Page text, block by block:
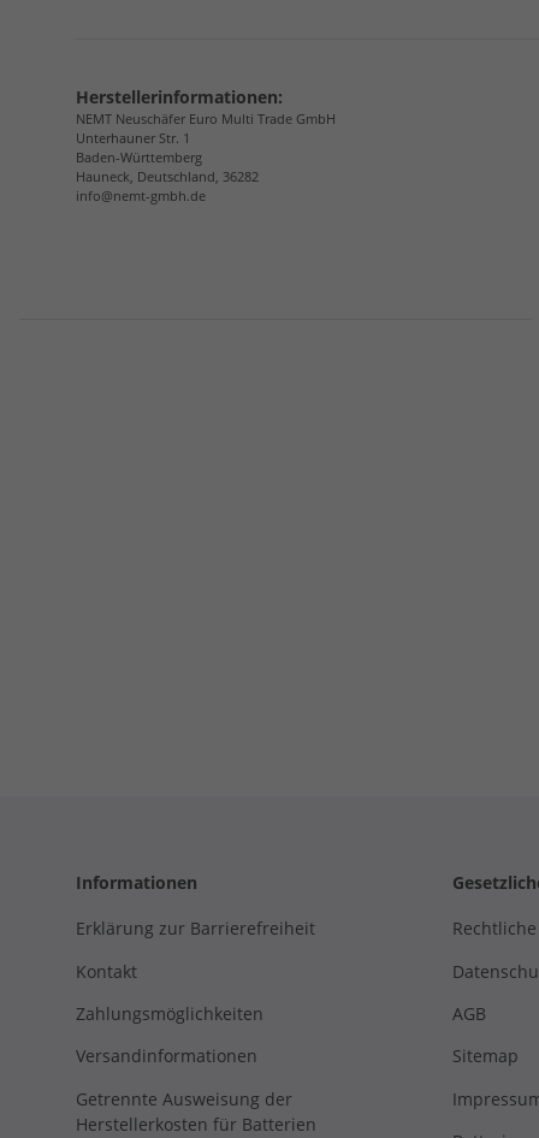
Herstellerinformationen:
NEMT Neuschäfer Euro Multi Trade GmbH
Unterhauner Str. 1
Baden-Württemberg
Hauneck, Deutschland, 36282
info@nemt-gmbh.de
Informationen
Erklärung zur Barrierefreiheit
Kontakt
Zahlungsmöglichkeiten
Versandinformationen
Getrennte Ausweisung der
Herstellerkosten für Batterien
AGB
Sitemap